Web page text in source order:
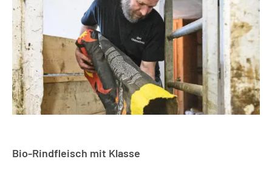
Bio-Rindfleisch mit Klasse